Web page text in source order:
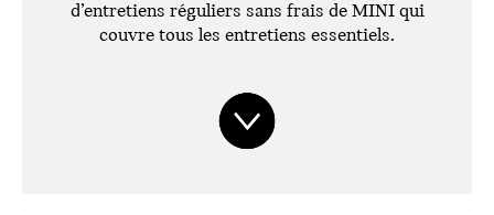
d’entretiens réguliers sans frais de MINI qui
couvre tous les entretiens essentiels.